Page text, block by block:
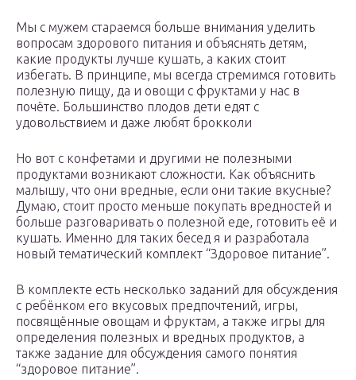
Мы с мужем стараемся больше внимания уделить
вопросам здорового питания и объяснять детям,
какие продукты лучше кушать, а каких стоит
избегать. В принципе, мы всегда стремимся готовить
полезную пищу, да и овощи с фруктами у нас в
почёте. Большинство плодов дети едят с
удовольствием и даже любят брокколи
Но вот с конфетами и другими не полезными
продуктами возникают сложности. Как объяснить
малышу, что они вредные, если они такие вкусные?
Думаю, стоит просто меньше покупать вредностей и
больше разговаривать о полезной еде, готовить её и
кушать. Именно для таких бесед я и разработала
новый тематический комплект “Здоровое питание”.
В комплекте есть несколько заданий для обсуждения
с ребёнком его вкусовых предпочтений, игры,
посвящённые овощам и фруктам, а также игры для
определения полезных и вредных продуктов, а
также задание для обсуждения самого понятия
“здоровое питание”.